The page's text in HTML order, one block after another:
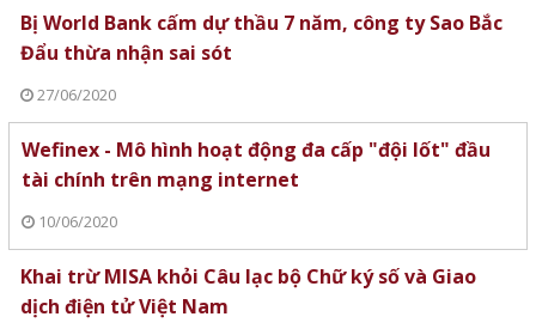
Bị World Bank cấm dự thầu 7 năm, công ty Sao Bắc
Đẩu thừa nhận sai sót
27/06/2020
Wefinex - Mô hình hoạt động đa cấp "đội lốt" đầu
tài chính trên mạng internet
10/06/2020
Khai trừ MISA khỏi Câu lạc bộ Chữ ký số và Giao
dịch điện tử Việt Nam